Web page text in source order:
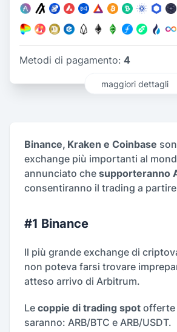
Metodi di pagamento: 4
maggiori dettagli
Binance, Kraken e Coinbase
exchange più importanti al
annunciato che supporteranno
consentiranno il trading a
#1 Binance
Il più grande exchange di
non poteva farsi trovare
atteso arrivo di Arbitrum.
Le coppie di trading spot offerte
saranno: ARB/BTC e ARB/USDT.